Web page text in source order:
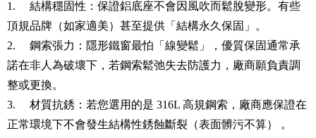
1.
結構穩固性：保證鋁底座不會因風吹而鬆脫變形。有些
頂規品牌（如家適美）甚至提供「結構永久保固」。
2.
鋼索張力：隱形鐵窗最怕「線變鬆」，優質保固通常承
諾在非人為破壞下，若鋼索鬆弛失去防護力，廠商願負責調
整或更換。
3.
材質抗銹：若您選用的是 316L 高規鋼索，廠商應保證在
正常環境下不會發生結構性銹蝕斷裂（表面髒污不算） 。